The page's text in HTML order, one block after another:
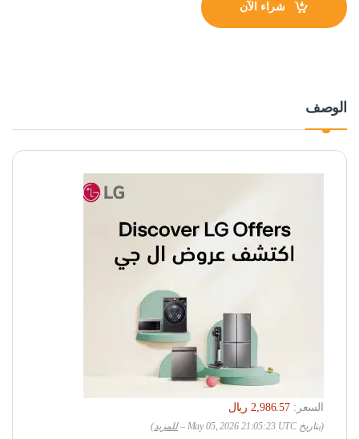
شراء الآن
الوصف
السعر:
‏2,986.57 ريال
(بتاريخ May 05, 2026 21:05:23 UTC – للمزيد)